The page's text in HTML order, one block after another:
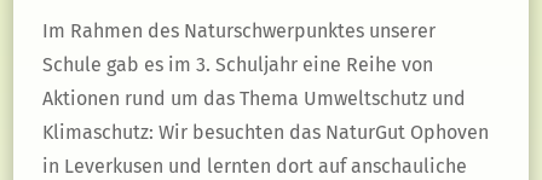
Im Rahmen des Naturschwerpunktes unserer
Schule gab es im 3. Schuljahr eine Reihe von
Aktionen rund um das Thema Umweltschutz und
Klimaschutz: Wir besuchten das NaturGut Ophoven
in Leverkusen und lernten dort auf anschauliche